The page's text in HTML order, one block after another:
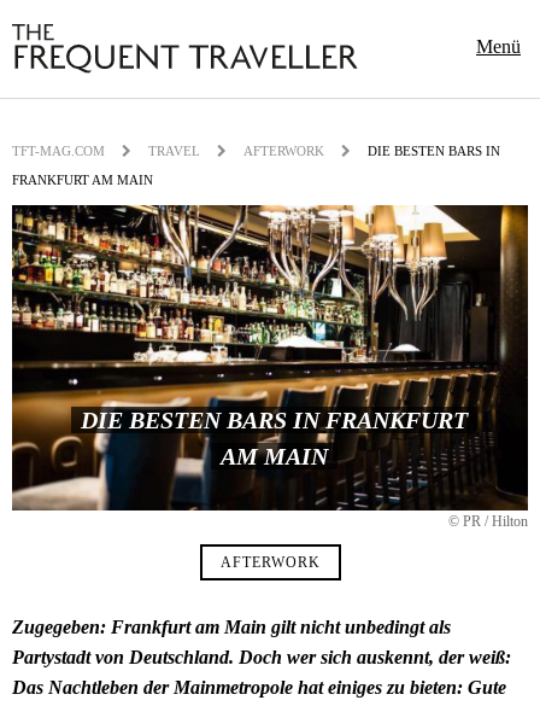
Menü
TFT-MAG.COM TRAVEL AFTERWORK
DIE BESTEN BARS IN
FRANKFURT AM MAIN
DIE BESTEN BARS IN FRANKFURT
AM MAIN
© PR / Hilton
AFTERWORK
Zugegeben: Frankfurt am Main gilt nicht unbedingt als
Partystadt von Deutschland. Doch wer sich auskennt, der weiß:
Das Nachtleben der Mainmetropole hat einiges zu bieten: Gute